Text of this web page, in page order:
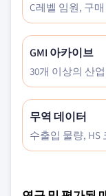
C레벨 임원, 구
GMI 아카이브
30개 이상의 산
무역 데이터
수출입 물량, HS